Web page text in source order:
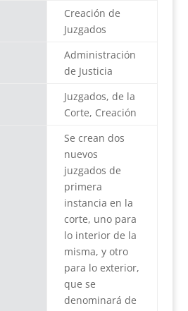
Creación de
Juzgados
Administración
de Justicia
Juzgados, de la
Corte, Creación
Se crean dos
nuevos
juzgados de
primera
instancia en la
corte, uno para
lo interior de la
misma, y otro
para lo exterior,
que se
denominará de